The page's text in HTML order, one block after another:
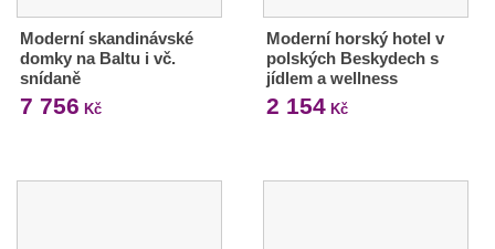
Moderní skandinávské
domky na Baltu i vč.
snídaně
7 756 Kč
Moderní horský hotel v
polských Beskydech s
jídlem a wellness
2 154Kč